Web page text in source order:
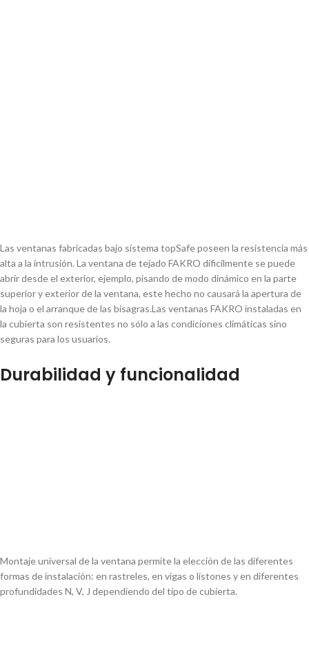
Las ventanas fabricadas bajo sistema topSafe poseen la resistencia más
alta a la intrusión. La ventana de tejado FAKRO dificilmente se puede
abrir desde el exterior, ejemplo, pisando de modo dinámico en la parte
superior y exterior de la ventana, este hecho no causará la apertura de
la hoja o el arranque de las bisagras.Las ventanas FAKRO instaladas en
la cubierta son resistentes no sólo a las condiciones climáticas sino
seguras para los usuarios.
Durabilidad y funcionalidad
Montaje universal de la ventana permite la elección de las diferentes
formas deinstalación: en rastreles, en vigas o listones y en diferentes
profundidades N, V, J dependiendo del tipo de cubierta.